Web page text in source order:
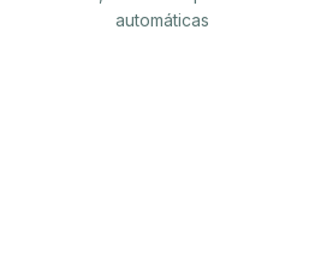
automáticas